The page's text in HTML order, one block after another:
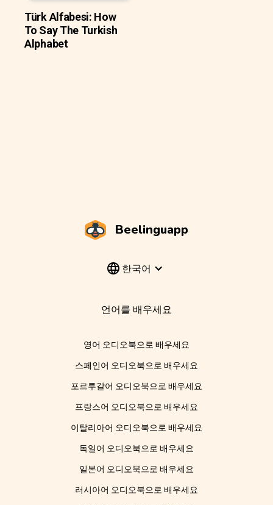
Türk Alfabesi: How
To Say The Turkish
Alphabet
Beelinguapp
한국어
언어를 배우세요
영어 오디오북으로 배우세요
스페인어 오디오북으로 배우세요
포르투갈어 오디오북으로 배우세요
프랑스어 오디오북으로 배우세요
이탈리아어 오디오북으로 배우세요
독일어 오디오북으로 배우세요
일본어 오디오북으로 배우세요
러시아어 오디오북으로 배우세요